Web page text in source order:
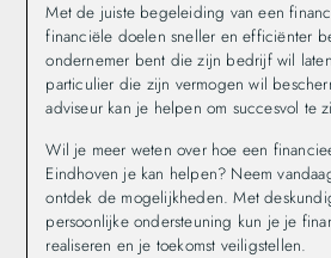
Met de juiste begeleiding van een
financiële doelen sneller en efficiënter
ondernemer bent die zijn bedrijf wil
particulier die zijn vermogen wil
adviseur kan je helpen om succesvol te
Wil je meer weten over hoe een
Eindhoven je kan helpen? Neem
ontdek de mogelijkheden. Met
persoonlijke ondersteuning kun je je
realiseren en je toekomst veiligstellen.